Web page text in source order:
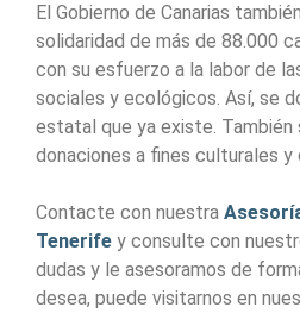
El Gobierno de Canarias
solidaridad de más de 88.000
con su esfuerzo a la labor de
sociales y ecológicos. Así, se
estatal que ya existe. También
donaciones a fines culturales y
Contacte con nuestra
Tenerife y consulte con
dudas y le asesoramos de
desea, puede visitarnos en